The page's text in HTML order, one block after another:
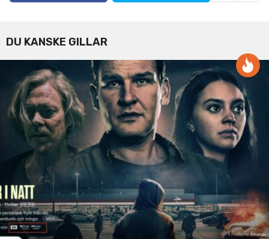
n
DU KANSKE GILLAR